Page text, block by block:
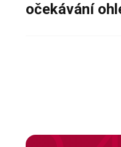
očekávání